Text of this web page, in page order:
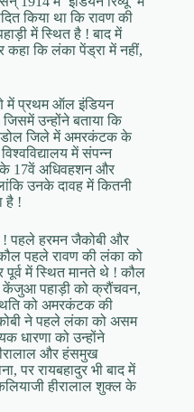
किया था कि रावण की
में स्थित है ! बाद में
कि लंका पेंड्रा में नहीं,
में प्रथम ऑल इंडियन
उन्होंने बताया कि
जिले में अमरकंटक के
में संपन्न
17वें अधिवहशन और
उनके दावह में कितनी
है !
! पहले हरमन जैकोबी और
पहले रावण की लंका को
में स्थित मानते थे ! कौल
केंजुआ पहाड़ी को क्रौंचवन,
को अमरकंटक की
ने पहले लंका को असम
धारणा को उन्होंने
और हंसमुख
पर रायबहादुर भी बाद में
हीरालाल शुक्ल के